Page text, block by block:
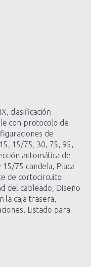
clasificación
con protocolo de
de
15/75, 30, 75, 95,
automática de
75 candela, Placa
de cortocircuito
del cableado, Diseño
la caja trasera,
Listado para